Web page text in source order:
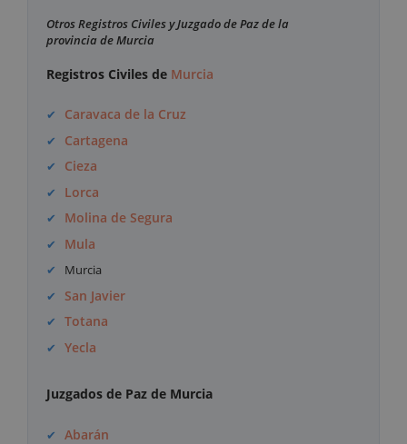
Otros Registros Civiles y Juzgado de Paz de la
provincia de Murcia
Registros Civiles de Murcia
Caravaca de la Cruz
Cartagena
Cieza
Lorca
Molina de Segura
Mula
Murcia
San Javier
Totana
Yecla
Juzgados de Paz de Murcia
Abarán